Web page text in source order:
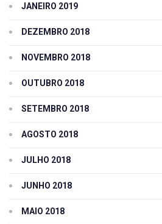
JANEIRO 2019
DEZEMBRO 2018
NOVEMBRO 2018
OUTUBRO 2018
SETEMBRO 2018
AGOSTO 2018
JULHO 2018
JUNHO 2018
MAIO 2018